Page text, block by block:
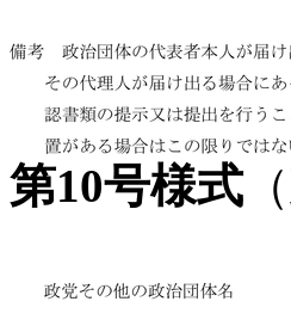
第10号様式